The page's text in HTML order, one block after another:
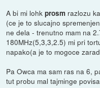
A bi mi lohkprosm razlozu
(ce je to slucajno
ne dela - trenutno mam na
180MHz(5,3,3,2.5) mi pri
napako(a je to mogoce
Pa Owca ma sam ras na 6,
tut probu mal tajminge